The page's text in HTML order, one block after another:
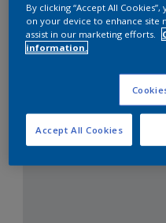
Le
By clicking “Accept All
on your device to enhance site
assist in our marketing efforts.
information.
Accept All Cookies